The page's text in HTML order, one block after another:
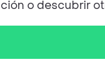
o descubrir